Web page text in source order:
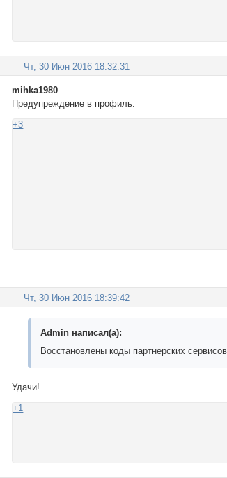
Чт, 30 Июн 2016 18:32:31
mihka1980
Предупреждение в профиль.
+3
Чт, 30 Июн 2016 18:39:42
Admin написал(а):
Восстановлены коды партнерских
Удачи!
+1